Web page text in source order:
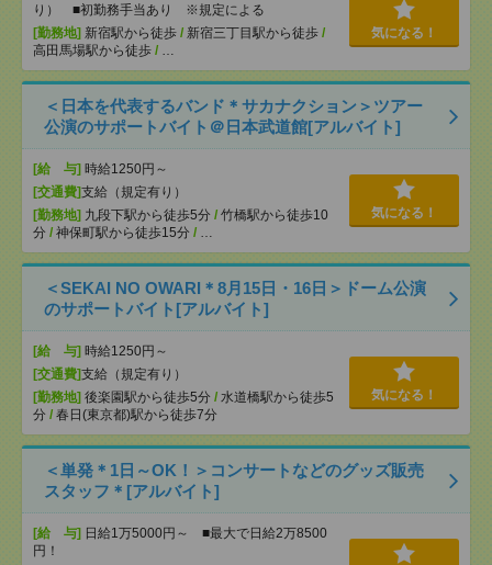
り） ■初勤務手当あり ※規定による
[勤務地] 新宿駅から徒歩 / 新宿三丁目駅から徒歩 /
高田馬場駅から徒歩 / …
気になる！
＜日本を代表するバンド＊サカナクション＞ツアー
公演のサポートバイト＠日本武道館[アルバイト]
[給 与] 時給1250円～
[交通費]支給（規定有り）
[勤務地] 九段下駅から徒歩5分 / 竹橋駅から徒歩10
分 / 神保町駅から徒歩15分 / …
気になる！
＜SEKAI NO OWARI＊8月15日・16日＞ドーム公演
のサポートバイト[アルバイト]
[給 与] 時給1250円～
[交通費]支給（規定有り）
[勤務地] 後楽園駅から徒歩5分 / 水道橋駅から徒歩5
分 / 春日(東京都)駅から徒歩7分
気になる！
＜単発＊1日～OK！＞コンサートなどのグッズ販売
スタッフ＊[アルバイト]
[給 与] 日給1万5000円～ ■最大で日給2万8500
円！